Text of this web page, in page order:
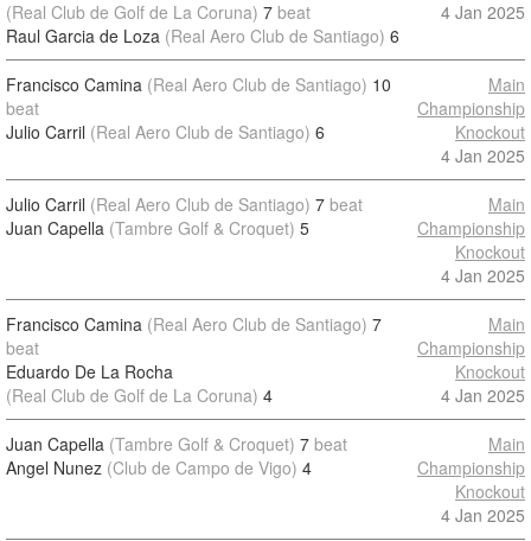
(Real Club de Golf de La Coruna) 7 beat
Raul Garcia de Loza (Real Aero Club de Santiago) 6
4 Jan 2025
Francisco Camina (Real Aero Club de Santiago) 10
beat
Julio Carril (Real Aero Club de Santiago) 6
Main
Championship
Knockout
4 Jan 2025
Julio Carril (Real Aero Club de Santiago) 7 beat
Juan Capella (Tambre Golf & Croquet) 5
Main
Championship
Knockout
4 Jan 2025
Francisco Camina (Real Aero Club de Santiago) 7
beat
Eduardo De La Rocha
(Real Club de Golf de La Coruna) 4
Main
Championship
Knockout
4 Jan 2025
Juan Capella (Tambre Golf & Croquet) 7 beat
Angel Nunez (Club de Campo de Vigo) 4
Main
Championship
Knockout
4 Jan 2025